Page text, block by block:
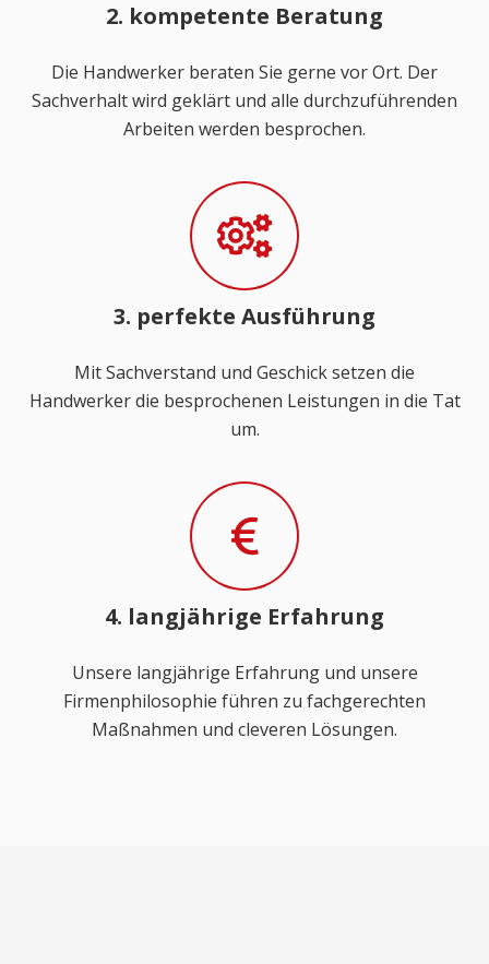
2. kompetente Beratung
Die Handwerker beraten Sie gerne vor Ort. Der
Sachverhalt wird geklärt und alle durchzuführenden
Arbeiten werden besprochen.
3. perfekte Ausführung
Mit Sachverstand und Geschick setzen die
Handwerker die besprochenen Leistungen in die Tat
um.
4. langjährige Erfahrung
Unsere langjährige Erfahrung und unsere
Firmenphilosophie führen zu fachgerechten
Maßnahmen und cleveren Lösungen.